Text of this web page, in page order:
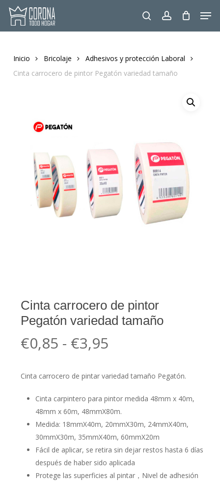
Skip
main
searchaccount
Inicio Bricolaje
Adhesivos y protección Laboral
Cinta carrocero de pintor Pegatón variedad tamaño
Cinta carrocero de pintor
Pegatón variedad tamaño
€0,85 - €3,95Rango
precios:
€0,85
hasta
€3,95
Cinta carrocero de pintar variedad tamaño Pegatón.
Cinta carpintero para pintor medida 48mm x 40m,
48mm x 60m, 48mmX80m.
Medida: 18mmX40m, 20mmX30m, 24mmX40m,
30mmX30m, 35mmX40m, 60mmX20m
Fácil de aplicar, se retira sin dejar restos hasta 6 días
después de haber sido aplicada
Protege las superficies al pintar，Nivel de adhesión